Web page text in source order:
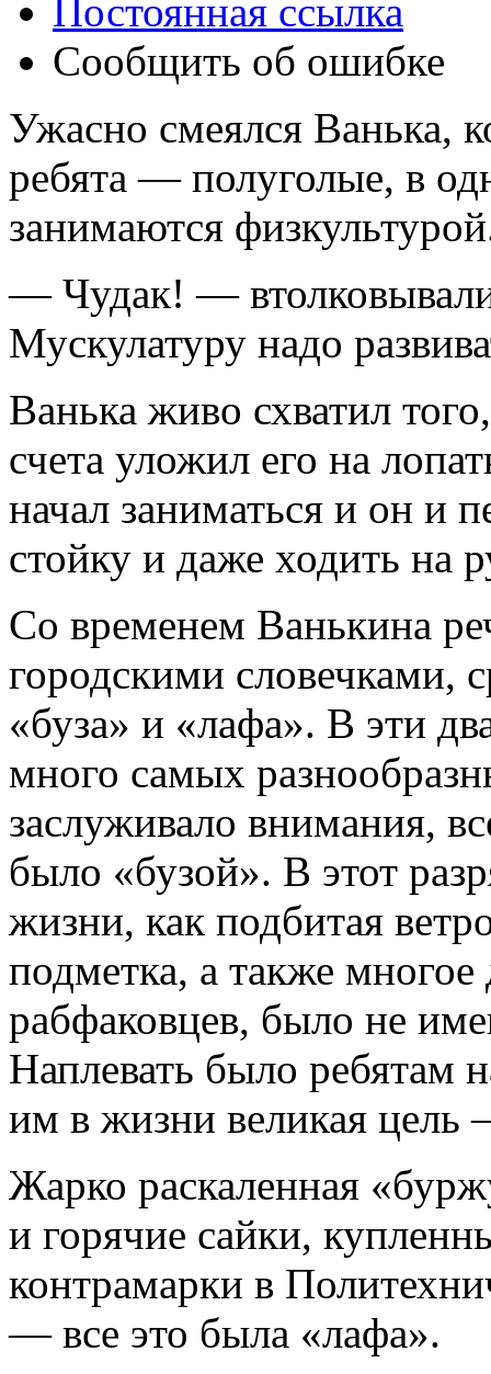
Постоянная ссылка
Сообщить об ошибке
Ужасно смеялся Ванька,
ребята — полуголые, в
занимаются
— Чудак! —
Мускулатуру надо
Ванька живо схватил
счета уложил его на
начал заниматься и он и
стойку и даже ходить на
Со временем Ванькина
городскими словечками,
«буза» и «лафа». В эти
много самых
заслуживало внимания,
было «бузой». В этот
жизни, как подбитая
подметка, а также многое
рабфаковцев, было не
Наплевать было ребятам
им в жизни великая цель
Жарко раскаленная
и горячие сайки,
контрамарки в
— все это была «лафа».